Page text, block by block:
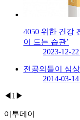
4050 위한 건강
이 드는 습관’
2023-12-
전공의들이 심
2014-03-
◀ 1 ▶
이투데이